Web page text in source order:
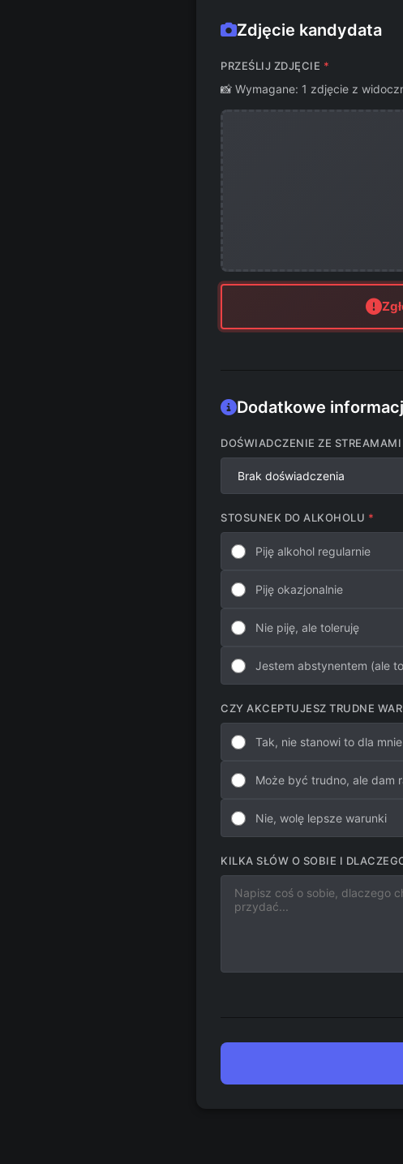
Zdjęcie kandydata
PRZEŚLIJ ZDJĘCIE
📸 Wymagane: 1 zdjęcie z
Dodatkowe
DOŚWIADCZENIE ZE STREAMAMI
STOSUNEK DO ALKOHOLU
Piję alkohol regularnie
Piję okazjonalnie
Nie piję, ale toleruję
Jestem abstynentem (ale
CZY AKCEPTUJESZ TRUDNE
Tak, nie stanowi to dla
Może być trudno, ale dam
Nie, wolę lepsze warunki
KILKA SŁÓW O SOBIE I